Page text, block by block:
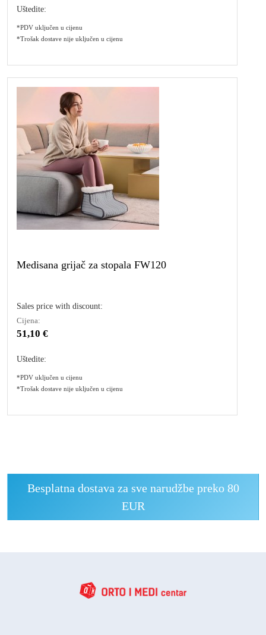
Uštedite:
*PDV uključen u cijenu
*Trošak dostave nije uključen u cijenu
Medisana grijač za stopala FW120
Sales price with discount:
Cijena:
51,10 €
Uštedite:
*PDV uključen u cijenu
*Trošak dostave nije uključen u cijenu
Besplatna dostava za sve narudžbe preko 80
EUR